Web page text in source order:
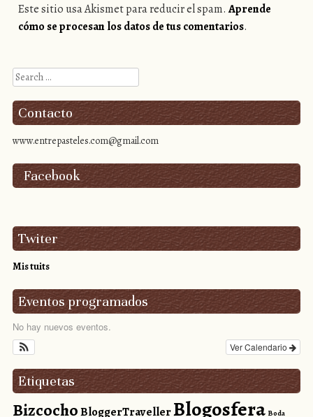
Este sitio usa Akismet para reducir el spam.Aprende
cómo se procesan los datos de tus comentarios.
Search
Contacto
www.entrepasteles.com@gmail.com
Facebook
Twiter
Mis tuits
Eventos programados
No hay nuevos eventos.
Ver Calendario
Etiquetas
BizcochoBloggerTravellerBlogosfera Boda